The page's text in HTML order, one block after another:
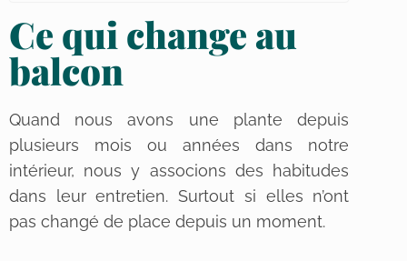
Ce qui change au
balcon
Quand nous avons une plante depuis
plusieurs mois ou années dans notre
intérieur, nous y associons des habitudes
dans leur entretien. Surtout si elles n’ont
pas changé de place depuis un moment.